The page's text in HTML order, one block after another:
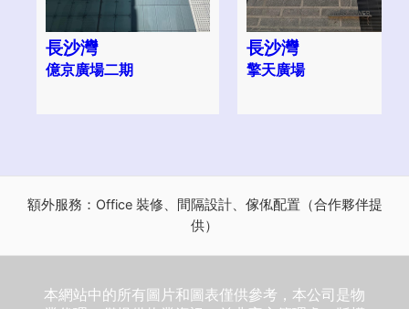
長沙灣
億京廣場二期
長沙灣
擎天廣場
額外服務：Office 裝修、間隔設計、傢俬配置（合作夥伴提
供）
本網站中的所有圖片和圖表僅供參考，本公司是物